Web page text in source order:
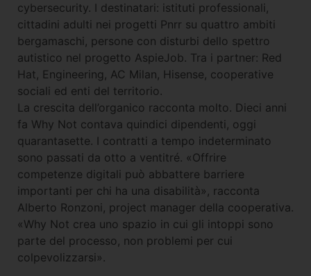
cybersecurity. I destinatari: istituti professionali,
cittadini adulti nei progetti Pnrr su quattro ambiti
bergamaschi, persone con disturbi dello spettro
autistico nel progetto AspieJob. Tra i partner: Red
Hat, Engineering, AC Milan, Hisense, cooperative
sociali ed enti del territorio.
La crescita dell’organico racconta molto. Dieci anni
fa Why Not contava quindici dipendenti, oggi
quarantasette. I contratti a tempo indeterminato
sono passati da otto a ventitré. «Offrire
competenze digitali può abbattere barriere
importanti per chi ha una disabilità», racconta
Alberto Ronzoni, project manager della cooperativa.
«Why Not crea uno spazio in cui gli intoppi sono
parte del processo, non problemi per cui
colpevolizzarsi».